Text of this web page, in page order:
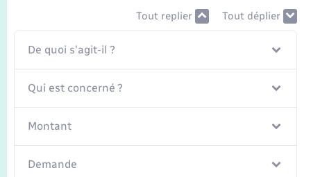
Tout replier Tout déplier
De quoi s'agit-il ?
Qui est concerné ?
Montant
Demande